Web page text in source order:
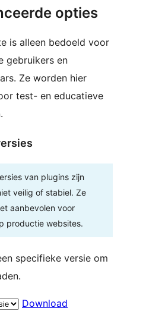
opties
is alleen bedoeld voor
gebruikers en
Ze worden hier
test- en educatieve
van plugins zijn
veilig of stabiel. Ze
aanbevolen voor
productie websites.
specifieke versie om
Download